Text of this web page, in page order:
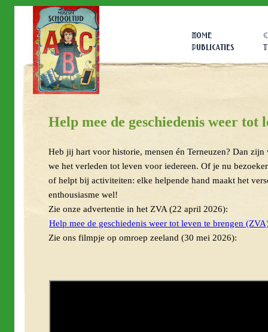
Help mee de geschiedenis weer tot
Heb jij hart voor historie, mensen én Terneuzen? Dan
we het verleden tot leven voor iedereen. Of je nu
of helpt bij activiteiten: elke helpende hand maakt het
enthousiasme wel!
Zie onze advertentie in het ZVA (22 april 2026):
Help mee de geschiedenis weer tot leven te brengen
Zie ons filmpje op omroep zeeland (30 mei 2026):
Home
Publicaties